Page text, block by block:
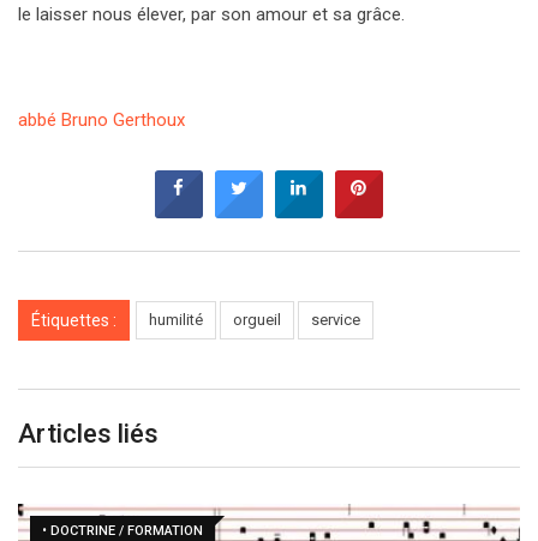
le laisser nous élever, par son amour et sa grâce.
abbé Bruno Gerthoux
Étiquettes : humilité orgueil service
Articles liés
• DOCTRINE / FORMATION